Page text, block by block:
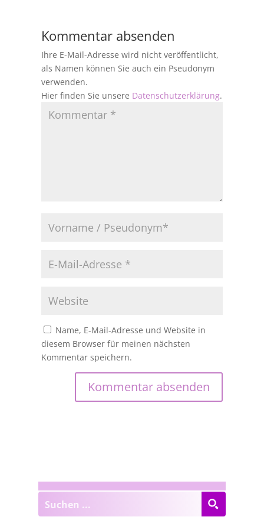
Kommentar absenden
Ihre E-Mail-Adresse wird nicht veröffentlicht,
als Namen können Sie auch ein Pseudonym
verwenden.
Hier finden Sie unsere Datenschutzerklärung.
Name, E-Mail-Adresse und Website in
diesem Browser für meinen nächsten
Kommentar speichern.